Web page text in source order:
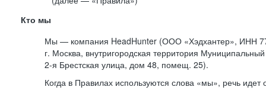
Кто мы
Мы — компания HeadHunter (ООО «Хэдхантер», ИНН
г. Москва, внутригородская территория Муниципальный
2-я Брестская улица, дом 48, помещ. 25).
Когда в Правилах используются слова «мы», речь